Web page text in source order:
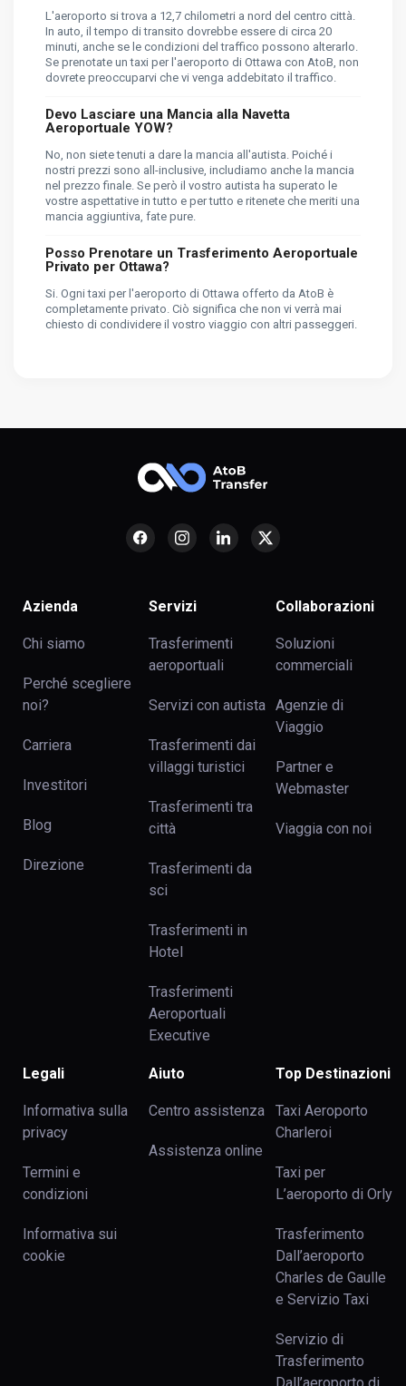
L'aeroporto si trova a 12,7 chilometri a nord del centro città.
In auto, il tempo di transito dovrebbe essere di circa 20
minuti, anche se le condizioni del traffico possono alterarlo.
Se prenotate un taxi per l'aeroporto di Ottawa con AtoB, non
dovrete preoccuparvi che vi venga addebitato il traffico.
Devo Lasciare una Mancia alla Navetta
Aeroportuale YOW?
No, non siete tenuti a dare la mancia all'autista. Poiché i
nostri prezzi sono all-inclusive, includiamo anche la mancia
nel prezzo finale. Se però il vostro autista ha superato le
vostre aspettative in tutto e per tutto e ritenete che meriti una
mancia aggiuntiva, fate pure.
Posso Prenotare un Trasferimento Aeroportuale
Privato per Ottawa?
Si. Ogni taxi per l'aeroporto di Ottawa offerto da AtoB è
completamente privato. Ciò significa che non vi verrà mai
chiesto di condividere il vostro viaggio con altri passeggeri.
Azienda
Chi siamo
Perché scegliere
noi?
Carriera
Investitori
Blog
Direzione
Servizi
Trasferimenti
aeroportuali
Servizi con autista
Trasferimenti dai
villaggi turistici
Trasferimenti tra
сittà
Trasferimenti da
sci
Trasferimenti in
Hotel
Trasferimenti
Aeroportuali
Executive
Collaborazioni
Soluzioni
commerciali
Agenzie di
Viaggio
Partner e
Webmaster
Viaggia con noi
Legali
Informativa sulla
privacy
Termini e
condizioni
Informativa sui
cookie
Aiuto
Centro assistenza
Assistenza online
Top Destinazioni
Taxi Aeroporto
Charleroi
Taxi per
L’aeroporto di Orly
Trasferimento
Dall’aeroporto
Charles de Gaulle
e Servizio Taxi
Servizio di
Trasferimento